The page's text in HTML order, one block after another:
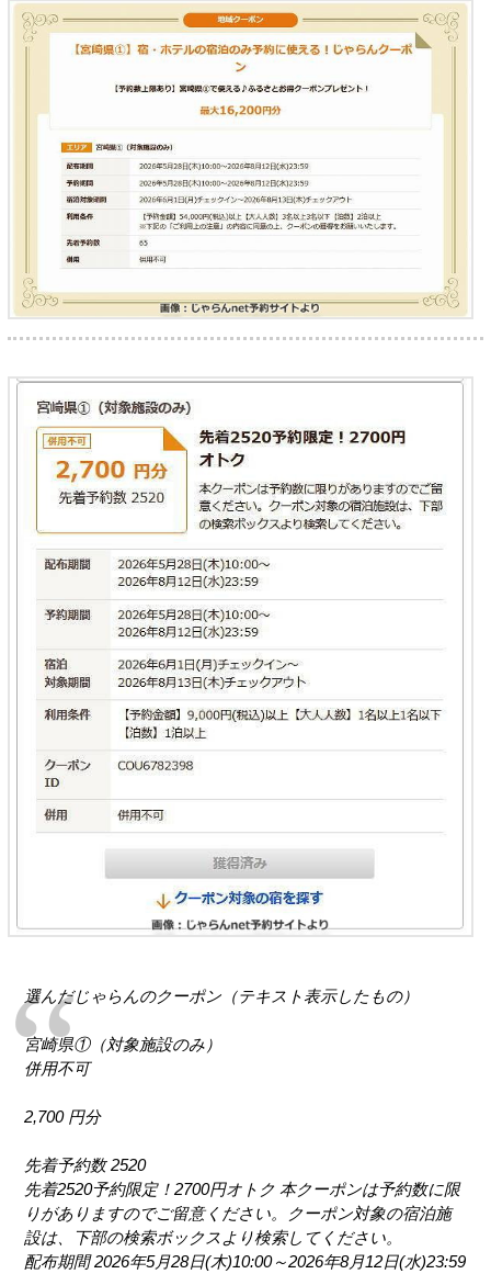
選んだじゃらんのクーポン（テキスト表示したもの）
宮崎県①（対象施設のみ）
併用不可
2,700 円分
先着予約数 2520
先着2520予約限定！2700円オトク 本クーポンは予約数に限
りがありますのでご留意ください。クーポン対象の宿泊施
設は、下部の検索ボックスより検索してください。
配布期間 2026年5月28日(木)10:00～2026年8月12日(水)23:59